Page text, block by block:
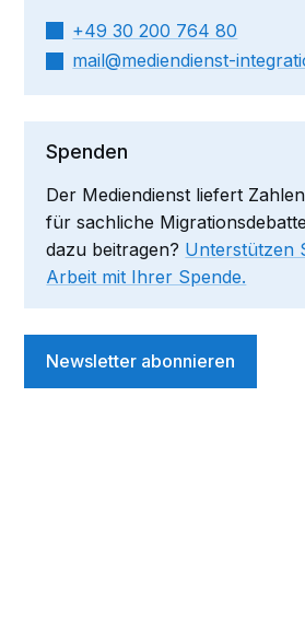
+49 30 200 764 80
mail​
mediendienst-
Spenden
Der Mediendienst liefert
für sachliche
dazu beitragen? Unterstützen
Arbeit mit Ihrer Spende.
Newsletter abonnieren